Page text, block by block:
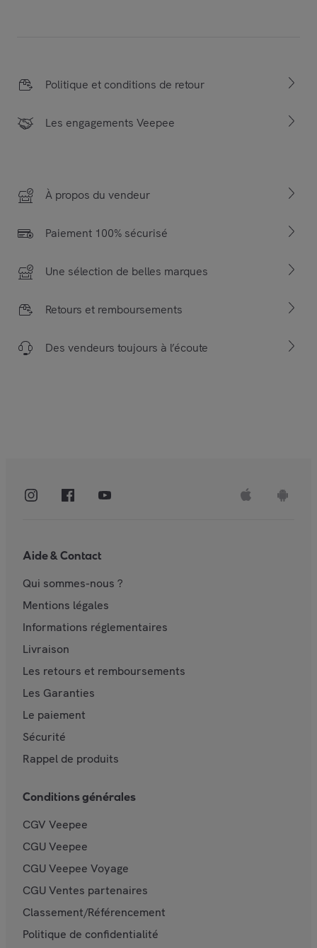
Politique et conditions de retour
Les engagements Veepee
À propos du vendeur
Paiement 100% sécurisé
Une sélection de belles marques
Retours et remboursements
Des vendeurs toujours à l’écoute
Aide & Contact
Qui sommes-nous ?
Mentions légales
Informations réglementaires
Livraison
Les retours et remboursements
Les Garanties
Le paiement
Sécurité
Rappel de produits
Conditions générales
CGV Veepee
CGU Veepee
CGU Veepee Voyage
CGU Ventes partenaires
Classement/Référencement
Politique de confidentialité